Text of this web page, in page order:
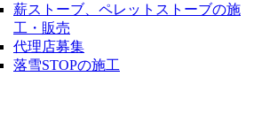
薪ストーブ、ペレットストーブの施
工・販売
代理店募集
落雪STOPの施工